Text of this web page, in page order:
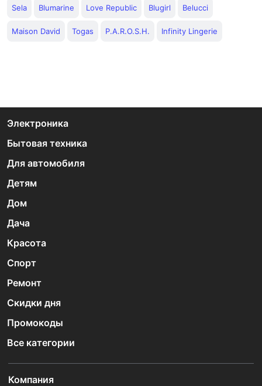
Sela Blumarine Love Republic Blugirl Belucci
Maison David Togas P.A.R.O.S.H. Infinity Lingerie
Электроника
Бытовая техника
Для автомобиля
Детям
Дом
Дача
Красота
Спорт
Ремонт
Скидки дня
Промокоды
Все категории
Компания